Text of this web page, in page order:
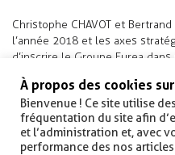
Christophe CHAVOT et
l’année 2018 et les axes
d’inscrire le Groupe Eurea
Carole HERNANDEZ ZAKINE a
présentant un exposé sur les
l’Alimentation pour la
À propos des cookies
Bienvenue ! Ce site utilise
fréquentation du site afin
et l’administration et, avec
performance des nos